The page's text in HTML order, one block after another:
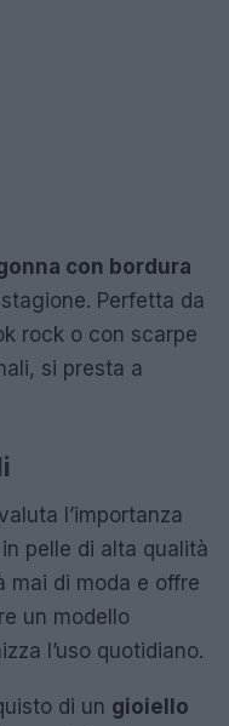
con bordura
Perfetta da
rock o con scarpe
si presta a
l’importanza
in pelle di alta qualità
mai di moda e offre
un modello
l’uso quotidiano.
di un gioiello